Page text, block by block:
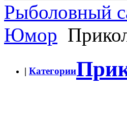
Рыболовный
Юмор
| Категории